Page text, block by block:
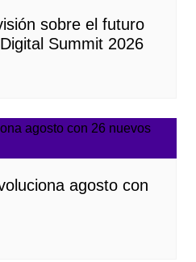
sobre el futuro
Summit 2026
agosto con